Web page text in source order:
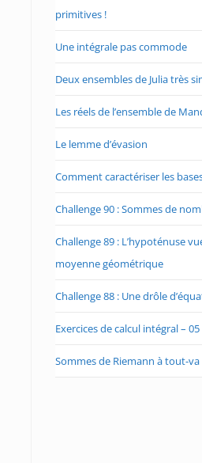
primitives !
Une intégrale pas commode
Deux ensembles de Julia très
Les réels de l’ensemble de
Le lemme d’évasion
Comment caractériser les
Challenge 90 : Sommes de
Challenge 89 : L’hypoténuse
moyenne géométrique
Challenge 88 : Une drôle
Exercices de calcul intégral – 05
Sommes de Riemann à tout-va